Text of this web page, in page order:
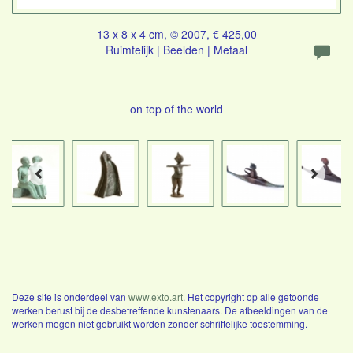
13 x 8 x 4 cm, © 2007, € 425,00
Ruimtelijk | Beelden | Metaal
on top of the world
Deze site is onderdeel van www.exto.art. Het copyright op alle getoonde
werken berust bij de desbetreffende kunstenaars. De afbeeldingen van de
werken mogen niet gebruikt worden zonder schriftelijke toestemming.